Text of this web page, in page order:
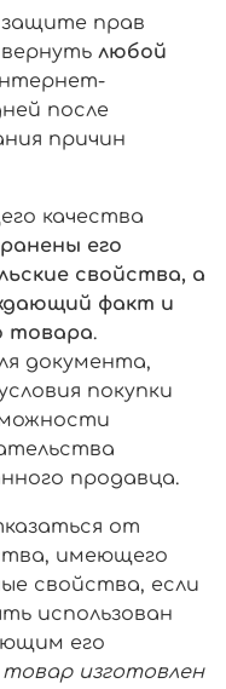
защите прав
любой
после
причин
качества
его
свойства, а
факт и
товара.
документа,
покупки
продавца.
от
имеющего
свойства, если
использован
его
товар изготовлен